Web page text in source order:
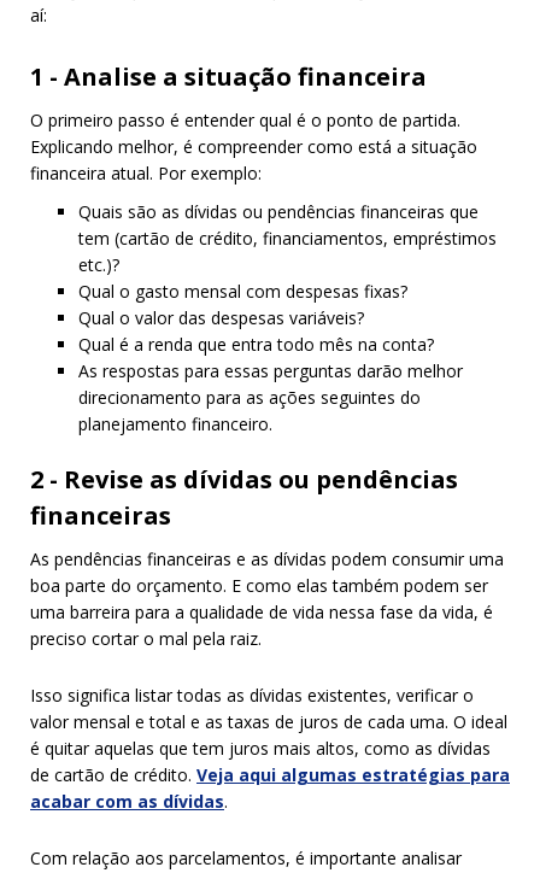
aí:
1 - Analise a situação financeira
O primeiro passo é entender qual é o ponto de partida.
Explicando melhor, é compreender como está a situação
financeira atual. Por exemplo:
Quais são as dívidas ou pendências financeiras que
tem (cartão de crédito, financiamentos, empréstimos
etc.)?
Qual o gasto mensal com despesas fixas?
Qual o valor das despesas variáveis?
Qual é a renda que entra todo mês na conta?
As respostas para essas perguntas darão melhor
direcionamento para as ações seguintes do
planejamento financeiro.
2 - Revise as dívidas ou pendências
financeiras
As pendências financeiras e as dívidas podem consumir uma
boa parte do orçamento. E como elas também podem ser
uma barreira para a qualidade de vida nessa fase da vida, é
preciso cortar o mal pela raiz.
Isso significa listar todas as dívidas existentes, verificar o
valor mensal e total e as taxas de juros de cada uma. O ideal
é quitar aquelas que tem juros mais altos, como as dívidas
de cartão de crédito. Veja aqui algumas estratégias para
acabar com as dívidas.
Com relação aos parcelamentos, é importante analisar